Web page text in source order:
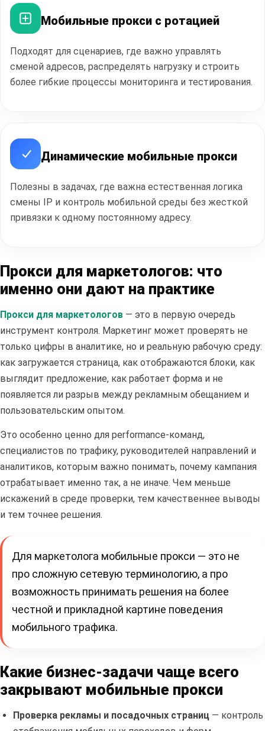
Мобильные прокси с ротацией
Подходят для сценариев, где важно управлять
сменой адресов, распределять нагрузку и строить
более гибкие процессы мониторинга и тестирования.
Динамические мобильные прокси
Полезны в задачах, где важна естественная логика
смены IP и контроль мобильной среды без жесткой
привязки к одному постоянному адресу.
Прокси для маркетологов: что
именно они дают на практике
Прокси для маркетологов — это в первую очередь
инструмент контроля. Маркетинг может проверять не
только цифры в аналитике, но и реальную рабочую среду:
как загружается страница, как отображаются блоки, как
выглядит предложение, как работает форма и не
появляется ли разрыв между рекламным обещанием и
пользовательским опытом.
Это особенно ценно для performance-команд,
специалистов по трафику, руководителей направлений и
аналитиков, которым важно понимать, почему кампания
отрабатывает именно так, а не иначе. Чем меньше
искажений в среде проверки, тем качественнее выводы
и тем точнее решения.
Для маркетолога мобильные прокси — это не
про сложную сетевую терминологию, а про
возможность принимать решения на более
честной и прикладной картине поведения
мобильного трафика.
Какие бизнес-задачи чаще всего
закрывают мобильные прокси
Проверка рекламы и посадочных страниц — контроль
Полезные статьи